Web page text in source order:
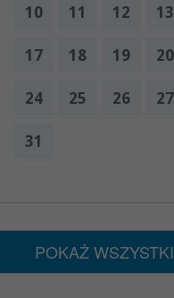
10 11 12 13
17 18 19 20
24 25 26 27
31
POKAŻ